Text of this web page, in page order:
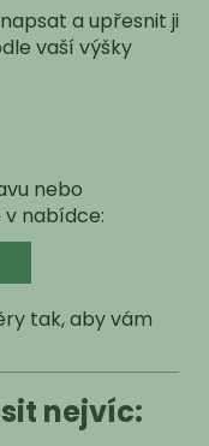
a upřesnit ji
vaší výšky
nebo
v nabídce:
tak, aby vám
nejvíc: